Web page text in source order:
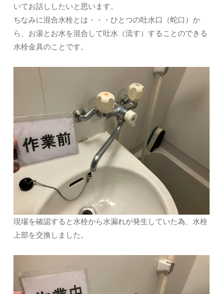
いてお話ししたいと思います。
ちなみに混合水栓とは・・・ひとつの吐水口（蛇口）か
ら、お湯とお水を混合して吐水（流す）することのできる
水栓金具のことです。
現場を確認すると水栓から水漏れが発生していた為、水栓
上部を交換しました。